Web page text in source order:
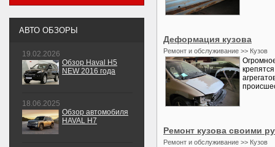
Деформация кузова
Ремонт и обслуживание >> Кузов
Ремонт кузова своими
Ремонт и обслуживание >> Кузов
АВТО ОБЗОРЫ
19.02.2026
Обзор Haval H5
NEW 2016 года
18.06.2025
Обзор автомобиля
HAVAL H7